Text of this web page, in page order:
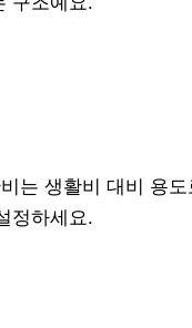
는 생활비 대비 용
정하세요.